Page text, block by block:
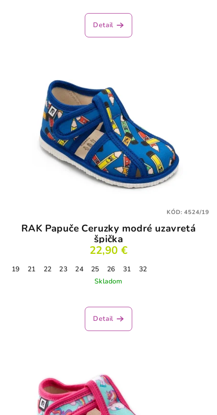
hodnotenie
produktu
Detail
RAK Papuče Ceruzky modré uzavretá
špička
22,90 €
19 21 22 23 24 25 26 31
32
Skladom
Detail
KÓD:4524/19